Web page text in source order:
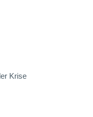
Krise